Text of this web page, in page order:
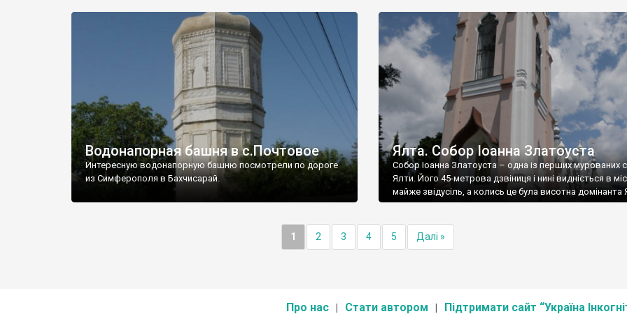
Водонапорная башня в с.Почтовое
Интересную водонапорную башню посмотрели по дороге
из Симферополя в Бахчисарай.
Ялта. Собор Іоанна Златоуста
Собор Іоанна Златоуста – одна із перших мурованих
Ялти. Його 45-метрова дзвіниця і нині видніється в
майже звідусіль, а колись це була висотна домінанта
1 2 3 4 5 Далі »
Про нас Стати автором Підтримати сайт “Україна